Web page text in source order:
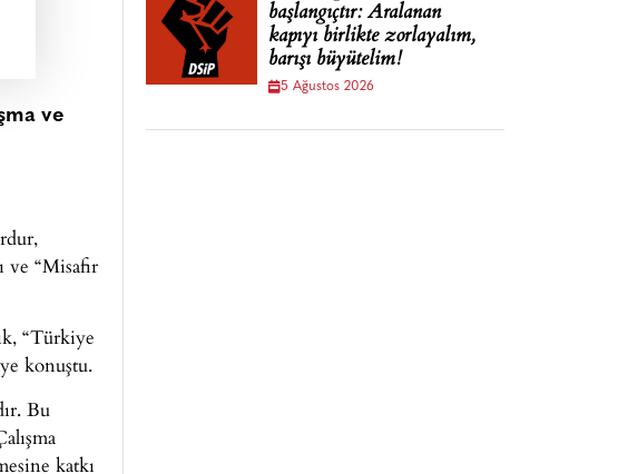
ve
ve “Misafir
“Türkiye
konuştu.
Bu
katkı
başlangıçtır: Aralanan
kapıyı birlikte zorlayalım,
barışı büyütelim!
5 Ağustos 2026